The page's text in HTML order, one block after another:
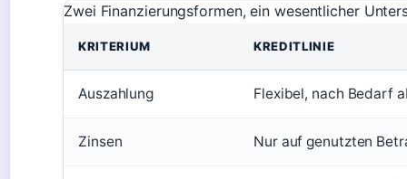
Zwei Finanzierungsformen, ein wesentlicher
KRITERIUM KREDITLINIE
Auszahlung Flexibel, nach Bedarf
Zinsen Nur auf genutzten